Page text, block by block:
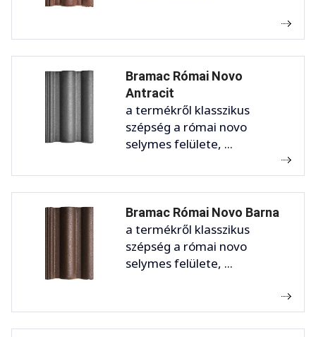
Bramac Római Novo
Antracit
a termékről klasszikus
szépség a római novo
selymes felülete, ...
Bramac Római Novo Barna
a termékről klasszikus
szépség a római novo
selymes felülete, ...